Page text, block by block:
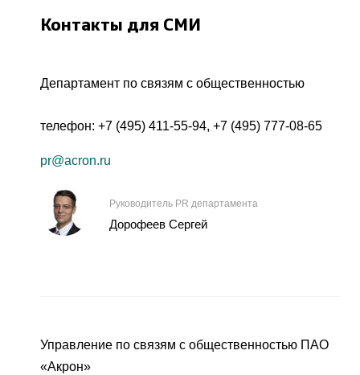
Контакты для СМИ
Департамент по связям с общественностью
телефон: +7 (495) 411-55-94, +7 (495) 777-08-65
pr@acron.ru
Руководитель PR департамента
Дорофеев Сергей
Управление по связям с общественностью ПАО
«Акрон»